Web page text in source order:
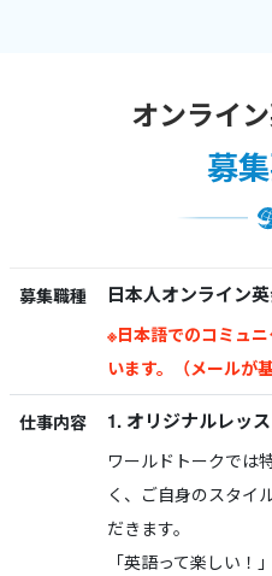
オンライ
募
募集職種 日本人オンライン
※日本語でのコミュ
います。（メールが基
仕事内容 1. オリジナルレッ
ワールドトークでは
く、ご自身のスタイ
だきます。
「英語って楽しい！